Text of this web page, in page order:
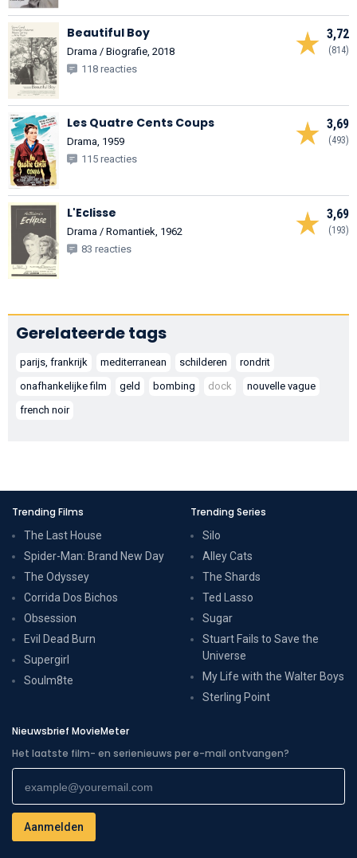
3,72
(814)
Beautiful Boy
Drama / Biografie, 2018
118 reacties
3,69
(493)
Les Quatre Cents Coups
Drama, 1959
115 reacties
3,69
(193)
L'Eclisse
Drama / Romantiek, 1962
83 reacties
Gerelateerde tags
parijs, frankrijk mediterranean schilderen
rondrit
onafhankelijke film
geld bombing dock
nouvelle vague
french noir
Trending Films
The Last House
Spider-Man: Brand New Day
The Odyssey
Corrida Dos Bichos
Obsession
Evil Dead Burn
Supergirl
Soulm8te
Trending Series
Silo
Alley Cats
The Shards
Ted Lasso
Sugar
Stuart Fails to Save the
Universe
My Life with the Walter Boys
Sterling Point
Nieuwsbrief MovieMeter
Het laatste film- en serienieuws per e-mail ontvangen?